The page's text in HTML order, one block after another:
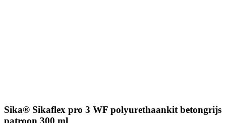
Sika® Sikaflex pro 3 WF polyurethaankit betongrijs
patroon 300 ml